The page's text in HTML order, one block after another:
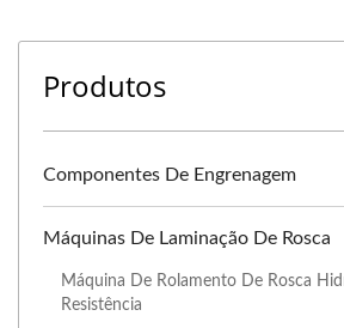
Produtos
Componentes De Engrenagem
Máquinas De Laminação De Rosca
Máquina De Rolamento De Rosca
Resistência